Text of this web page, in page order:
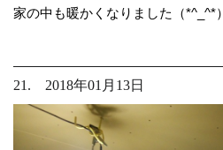
家の中も暖かくなりました（*^_^*）
21. 2018年01月13日